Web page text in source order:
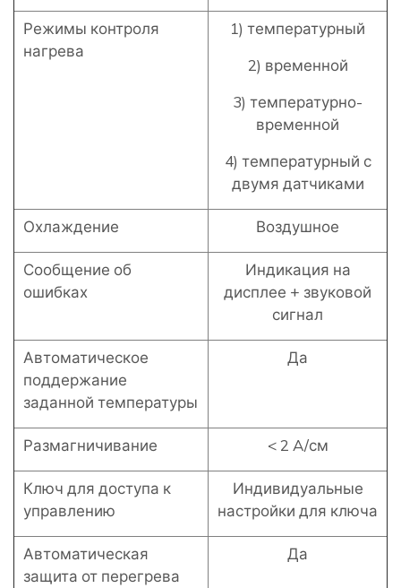
Режимы контроля
нагрева
1) температурный
2) временной
3) температурно-
временной
4) температурный с
двумя датчиками
Охлаждение Воздушное
Сообщение об
ошибках
Индикация на
дисплее + звуковой
сигнал
Автоматическое
поддержание
заданной температуры
Да
Размагничивание < 2 A/см
Ключ для доступа к
управлению
Индивидуальные
настройки для ключа
Автоматическая
защита от перегрева
Да